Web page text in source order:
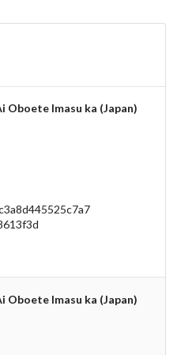
Oboete Imasu ka (Japan)
Oboete Imasu ka (Japan)